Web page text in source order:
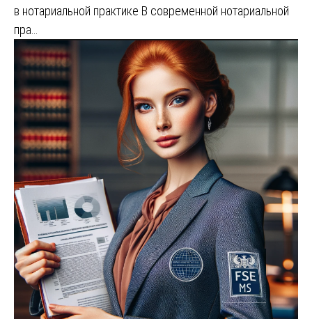
в нотариальной практике В современной нотариальной
пра…